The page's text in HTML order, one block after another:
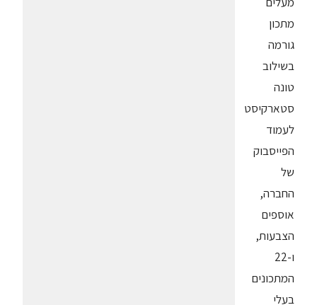
מתכון
גורמה
בשילוב
טונה
סטארקיסט
לעמוד
הפייסבוק
של
החברה,
אוספים
הצבעות,
ו-22
המתכונים
בעלי